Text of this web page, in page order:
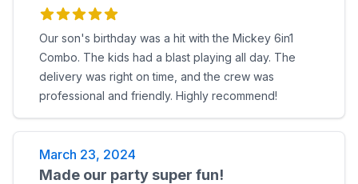
Our son's birthday was a hit with the Mickey 6in1
Combo. The kids had a blast playing all day. The
delivery was right on time, and the crew was
professional and friendly. Highly recommend!
March 23, 2024
Made our party super fun!